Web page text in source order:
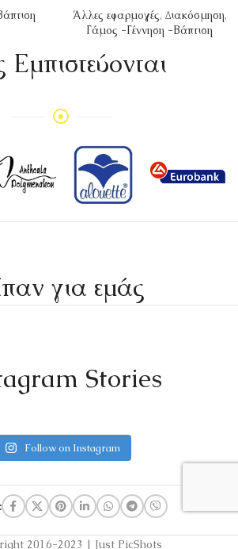
Άλλες εφαρμογές, Διακόσμηση,
Γάμος -Γέννηση -Βάπτιση
για εμάς
Stories
Follow on Instagram
2016-2023 | Just PicShots